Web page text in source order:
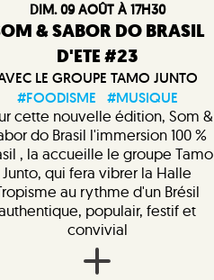
DIM. 09 AOÛT À 17H30
& SABOR DO BRASIL
D'ETE #23
LE GROUPE TAMO JUNTO
#FOODISME
#MUSIQUE
cette nouvelle édition, Som &
do Brasil l'immersion 100 %
, la accueille le groupe Tamo
Junto, qui fera vibrer la Halle
au rythme d'un Brésil
populair, festif et
convivial